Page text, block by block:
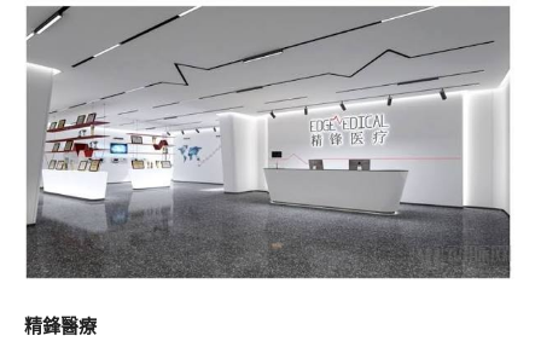
精鋒醫療